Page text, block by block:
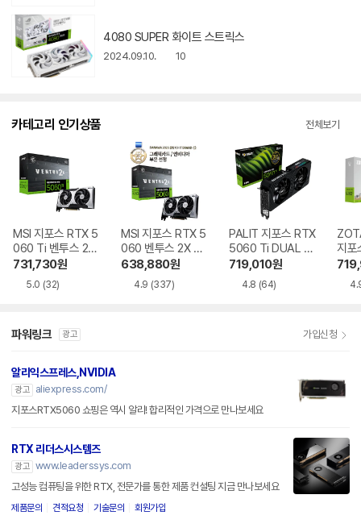
4080 SUPER 화이트 스트릭스
2024.09.10. 10
카테고리 인기상품 전체보기
MSI 지포스 RTX 5
060 Ti 벤투스 2X
OC 플러스 D7 8G
731,730원
5.0 (32)
MSI 지포스 RTX 5
060 벤투스 2X OC
D7 8GB
638,880원
4.9 (337)
PALIT 지포스 RTX
5060 Ti DUAL D
7 8GB 이엠텍
719,010원
4.8 (64)
지
Ti
D7
파워링크 광고 가입신청
알리익스프레스,NVIDIA
광고
aliexpress.com/
지포스RTX5060 쇼핑은 역시 알리! 합리적인 가격으로 만나보세요
RTX 리더스시스템즈
광고 www.leaderssys.com
고성능 컴퓨팅을 위한 RTX, 전문가를 통한 제품 컨설팅 지금 만나보세요
제품문의 견적요청 기술문의 회원가입